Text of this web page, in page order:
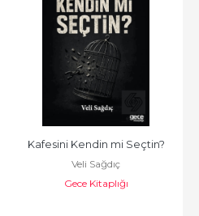
Kafesini Kendin mi Seçtin?
Veli Sağdıç
Gece Kitaplığı